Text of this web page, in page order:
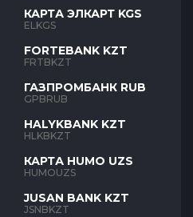
КАРТА ЭЛКАРТ KGS
ELKGS
FORTEBANK KZT
FRTBKZT
ГАЗПРОМБАНК RUB
GPBRUB
HALYKBANK KZT
HLKBKZT
КАРТА HUMO UZS
HUMOUZS
JUSAN BANK KZT
JSNBKZT